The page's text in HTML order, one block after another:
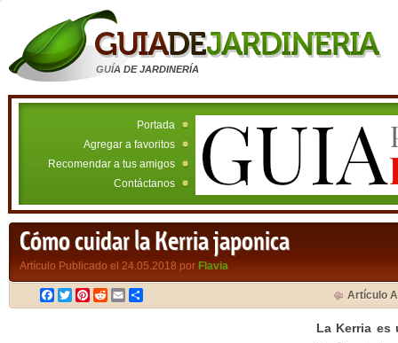
GUÍA DE JARDINERÍA
Portada
Agregar a favoritos
Recomendar a tus amigos
Contáctanos
Cómo cuidar la Kerria japonica
Artículo Publicado el 24.05.2018 por Flavia
Facebook
TwitterPinterest
RedditEmail Artículo
La Kerria es